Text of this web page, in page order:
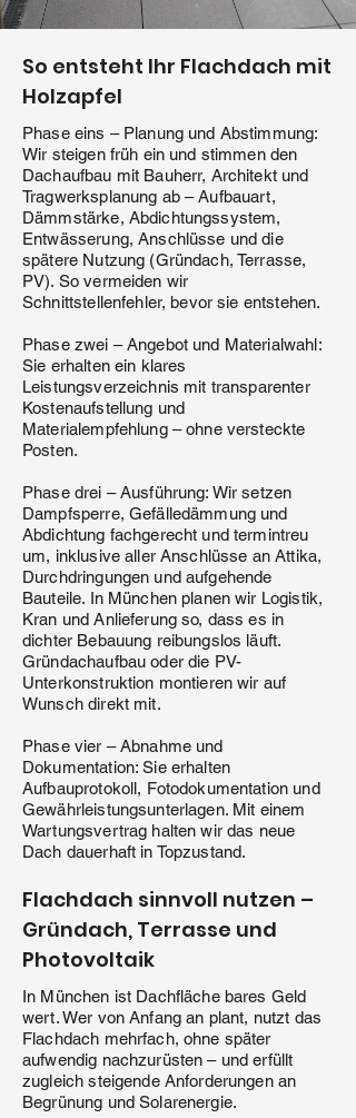
So entsteht Ihr Flachdach mit
Holzapfel
Phase eins – Planung und Abstimmung:
Wir steigen früh ein und stimmen den
Dachaufbau mit Bauherr, Architekt und
Tragwerksplanung ab – Aufbauart,
Dämmstärke, Abdichtungssystem,
Entwässerung, Anschlüsse und die
spätere Nutzung (Gründach, Terrasse,
PV). So vermeiden wir
Schnittstellenfehler, bevor sie entstehen.
Phase zwei – Angebot und Materialwahl:
Sie erhalten ein klares
Leistungsverzeichnis mit transparenter
Kostenaufstellung und
Materialempfehlung – ohne versteckte
Posten.
Phase drei – Ausführung: Wir setzen
Dampfsperre, Gefälledämmung und
Abdichtung fachgerecht und termintreu
um, inklusive aller Anschlüsse an Attika,
Durchdringungen und aufgehende
Bauteile. In München planen wir Logistik,
Kran und Anlieferung so, dass es in
dichter Bebauung reibungslos läuft.
Gründachaufbau oder die PV-
Unterkonstruktion montieren wir auf
Wunsch direkt mit.
Phase vier – Abnahme und
Dokumentation: Sie erhalten
Aufbauprotokoll, Fotodokumentation und
Gewährleistungsunterlagen. Mit einem
Wartungsvertrag halten wir das neue
Dach dauerhaft in Topzustand.
Flachdach sinnvoll nutzen –
Gründach, Terrasse und
Photovoltaik
In München ist Dachfläche bares Geld
wert. Wer von Anfang an plant, nutzt das
Flachdach mehrfach, ohne später
aufwendig nachzurüsten – und erfüllt
zugleich steigende Anforderungen an
Begrünung und Solarenergie.